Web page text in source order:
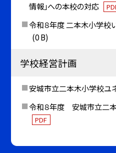
情報」への本校の対応
令和８年度 二本木小学校
(0 B)
学校経営計画
安城市立二本木小学校ユ
令和８年度 安城市立二
PDF